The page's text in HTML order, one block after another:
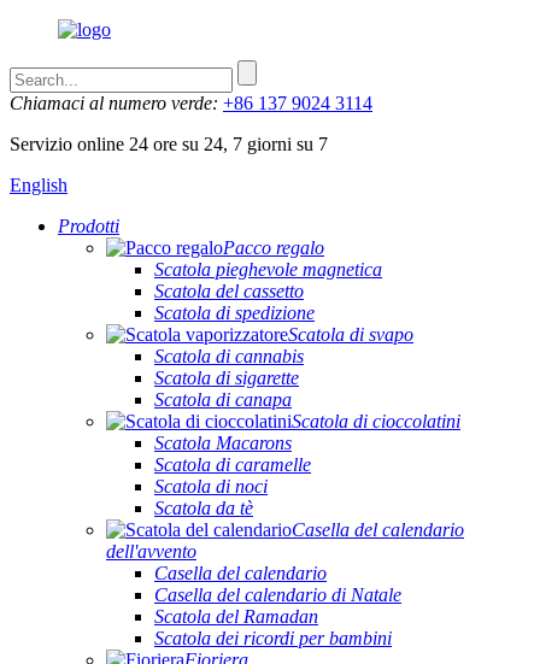
Chiamaci al numero verde: +86 137 9024 3114
Servizio online 24 ore su 24, 7 giorni su 7
English
Prodotti
Pacco regalo
Scatola pieghevole magnetica
Scatola del cassetto
Scatola di spedizione
Scatola di svapo
Scatola di cannabis
Scatola di sigarette
Scatola di canapa
Scatola di cioccolatini
Scatola Macarons
Scatola di caramelle
Scatola di noci
Scatola da tè
Casella del calendario
dell'avvento
Casella del calendario
Casella del calendario di Natale
Scatola del Ramadan
Scatola dei ricordi per bambini
Fioriera